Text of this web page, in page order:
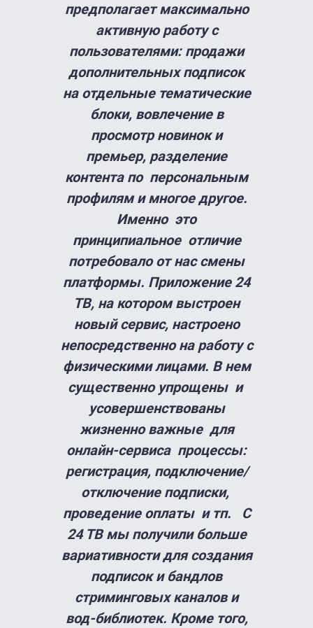
предполагает максимально
активную работу с
пользователями: продажи
дополнительных подписок
на отдельные тематические
блоки, вовлечение в
просмотр новинок и
премьер, разделение
контента по персональным
профилям и многое другое.
Именно это
принципиальное отличие
потребовало от нас смены
платформы. Приложение 24
ТВ, на котором выстроен
новый сервис, настроено
непосредственно на работу с
физическими лицами. В нем
существенно упрощены и
усовершенствованы
жизненно важные для
онлайн-сервиса процессы:
регистрация, подключение/
отключение подписки,
проведение оплаты и тп. С
24 ТВ мы получили больше
вариативности для создания
подписок и бандлов
стриминговых каналов и
вод-библиотек. Кроме того,